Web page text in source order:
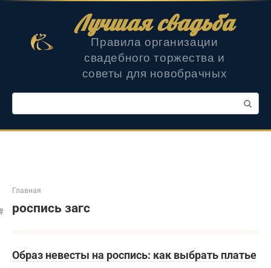
Лучшая свадьба
Правила организации
свадебного торжества и
советы для новобрачных
Поиск:
Главная
роспись загс
Образ невесты на роспись: как выбрать платье